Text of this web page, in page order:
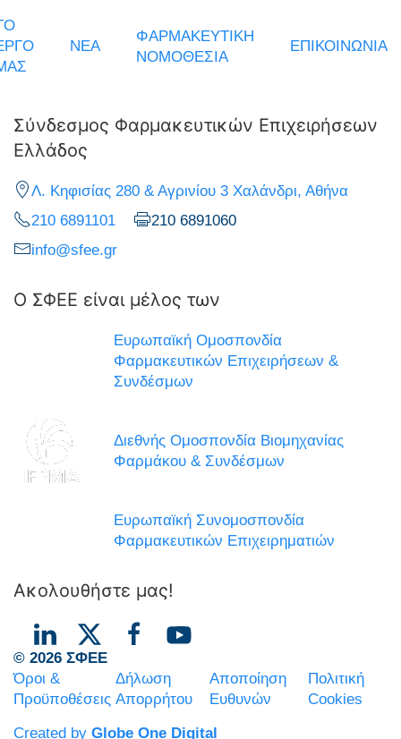
ΝΕΑ
ΦΑΡΜΑΚΕΥΤΙΚΗ
ΝΟΜΟΘΕΣΙΑ
ΕΠΙΚΟΙΝΩΝΙΑ
Σύνδεσμος Φαρμακευτικών Επιχειρήσεων
Ελλάδος
Λ. Κηφισίας 280 & Αγρινίου 3 Χαλάνδρι, Αθήνα
210 6891101
210 6891060
info@sfee.gr
Ο ΣΦΕΕ είναι μέλος των
Ευρωπαϊκή Ομοσπονδία
Φαρμακευτικών Επιχειρήσεων &
Συνδέσμων
Διεθνής Ομοσπονδία Βιομηχανίας
Φαρμάκου & Συνδέσμων
Ευρωπαϊκή Συνομοσπονδία
Φαρμακευτικών Επιχειρηματιών
Ακολουθήστε μας!
© 2026 ΣΦΕΕ
Όροι &
Προϋποθέσεις
Δήλωση
Απορρήτου
Αποποίηση
Ευθυνών
Πολιτική
Cookies
Created by Globe One Digital